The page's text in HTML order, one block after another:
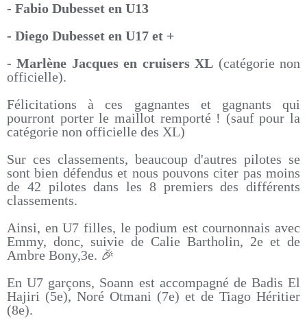
- Fabio Dubesset en U13
- Diego Dubesset en U17 et +
- Marlène Jacques en cruisers XL (catégorie non
officielle).
Félicitations à ces gagnantes et gagnants qui
pourront porter le maillot remporté ! (sauf pour la
catégorie non officielle des XL)
Sur ces classements, beaucoup d'autres pilotes se
sont bien défendus et nous pouvons citer pas moins
de 42 pilotes dans les 8 premiers des différents
classements.
Ainsi, en U7 filles, le podium est cournonnais avec
Emmy, donc, suivie de Calie Bartholin, 2e et de
Ambre Bony,3e. 🎉
En U7 garçons, Soann est accompagné de Badis El
Hajiri (5e), Noré Otmani (7e) et de Tiago Héritier
(8e).